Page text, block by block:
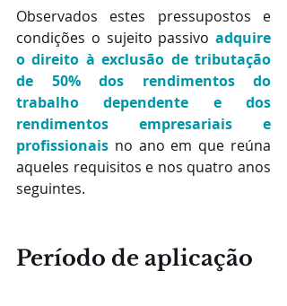
Observados estes pressupostos e
condições o sujeito passivo adquire
o direito à exclusão de tributação
de 50% dos rendimentos do
trabalho dependente e dos
rendimentos empresariais e
profissionais no ano em que reúna
aqueles requisitos e nos quatro anos
seguintes.
Período de aplicação